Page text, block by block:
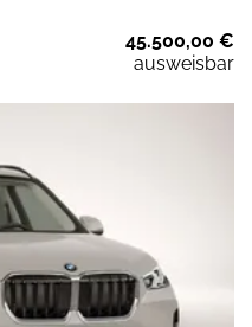
45.500,00 €
ausweisbar